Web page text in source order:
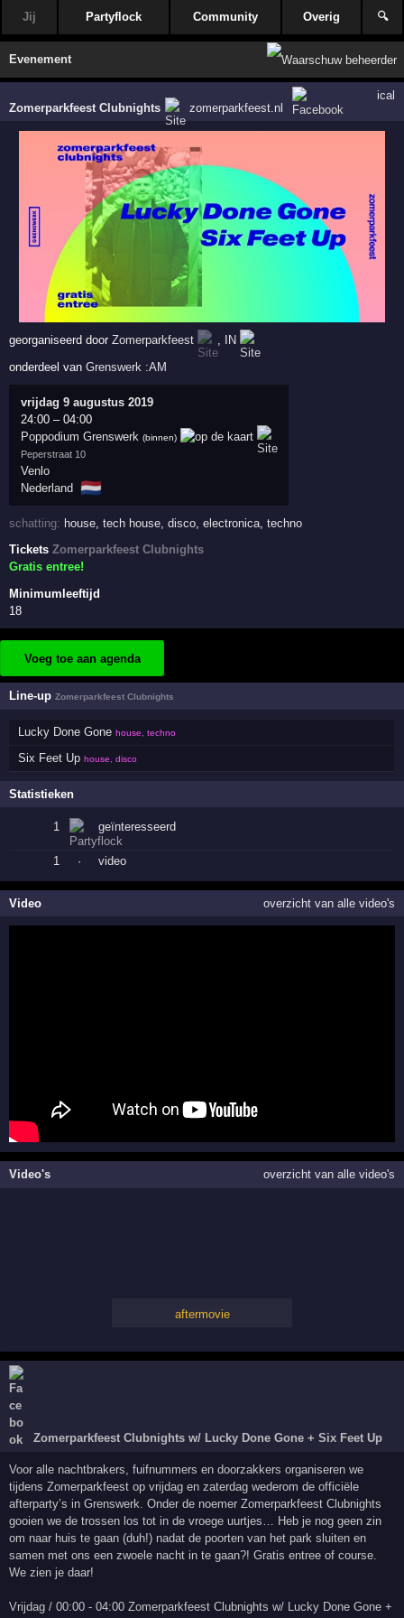
Jij Partyflock Community Overig 🔍
Evenement
Zomerparkfeest Clubnights zomerparkfeest.nl
ical
georganiseerd doorZomerparkfeest ,
IN
onderdeel vanGrenswerk :AM
vrijdag 9 augustus 2019
24:00 –04:00
Poppodium Grenswerk (binnen)
Peperstraat 10
Venlo
Nederland
🇳🇱
schatting: house,tech house,disco,electronica,techno
TicketsZomerparkfeest Clubnights
Gratis entree!
Minimumleeftijd
18
Voeg toe aan agenda
Line-upZomerparkfeest Clubnights
Lucky Done Gone house, techno
Six Feet Up house, disco
Statistieken
1 geïnteresseerd
1 · video
Video overzicht van alle video's
Video's overzicht van alle video's
aftermovie
Zomerparkfeest Clubnights w/ Lucky Done Gone + Six Feet Up
Voor alle nachtbrakers, fuifnummers en doorzakkers organiseren we
tijdens Zomerparkfeest op vrijdag en zaterdag wederom de officiële
afterparty’s in Grenswerk. Onder de noemer Zomerparkfeest Clubnights
gooien we de trossen los tot in de vroege uurtjes… Heb je nog geen zin
om naar huis te gaan (duh!) nadat de poorten van het park sluiten en
samen met ons een zwoele nacht in te gaan?! Gratis entree of course.
We zien je daar!
Vrijdag / 00:00 - 04:00 Zomerparkfeest Clubnights w/ Lucky Done Gone +